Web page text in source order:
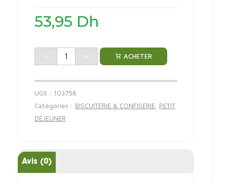
53,95 Dh
- + ACHETER
UGS : 103756
Catégories : BISCUITERIE & CONFISERIE PETIT
DÉJEUNER
Avis (0)